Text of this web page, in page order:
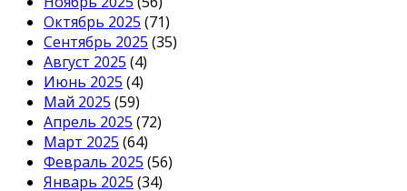
Октябрь 2025 (71)
Сентябрь 2025 (35)
Август 2025 (4)
Июнь 2025 (4)
Май 2025 (59)
Апрель 2025 (72)
Март 2025 (64)
Февраль 2025 (56)
Январь 2025 (34)